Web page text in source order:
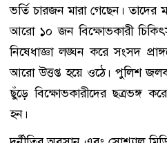
ভর্তি চারজন মারা গেছেন।
আরো ১০ জন বিক্ষোভকারী
নিষেধাজ্ঞা লঙ্ঘন করে সংসদ
আরো উত্তপ্ত হয়ে ওঠে। পুলিশ
ছুঁড়ে বিক্ষোভকারীদের ছত্রভঙ্গ
হন।